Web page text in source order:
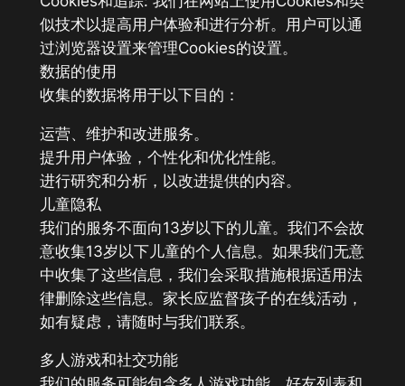
似技术以提高用户体验和进行分析。用户可以通
过浏览器设置来管理Cookies的设置。
数据的使用
收集的数据将用于以下目的：
运营、维护和改进服务。
提升用户体验，个性化和优化性能。
进行研究和分析，以改进提供的内容。
儿童隐私
我们的服务不面向13岁以下的儿童。我们不会故
意收集13岁以下儿童的个人信息。如果我们无意
中收集了这些信息，我们会采取措施根据适用法
律删除这些信息。家长应监督孩子的在线活动，
如有疑虑，请随时与我们联系。
多人游戏和社交功能